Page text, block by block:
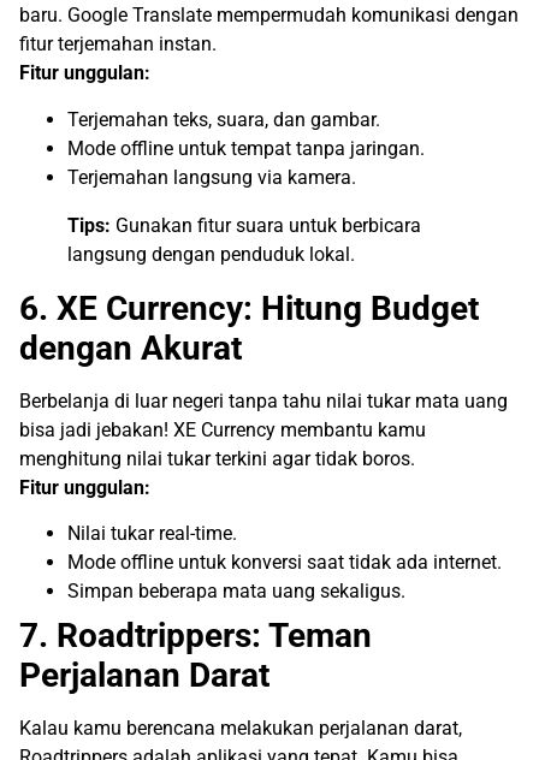
baru. Google Translate mempermudah komunikasi dengan
fitur terjemahan instan.
Fitur unggulan:
Terjemahan teks, suara, dan gambar.
Mode offline untuk tempat tanpa jaringan.
Terjemahan langsung via kamera.
Tips: Gunakan fitur suara untuk berbicara
langsung dengan penduduk lokal.
6. XE Currency: Hitung Budget
dengan Akurat
Berbelanja di luar negeri tanpa tahu nilai tukar mata uang
bisa jadi jebakan! XE Currency membantu kamu
menghitung nilai tukar terkini agar tidak boros.
Fitur unggulan:
Nilai tukar real-time.
Mode offline untuk konversi saat tidak ada internet.
Simpan beberapa mata uang sekaligus.
7. Roadtrippers: Teman
Perjalanan Darat
Kalau kamu berencana melakukan perjalanan darat,